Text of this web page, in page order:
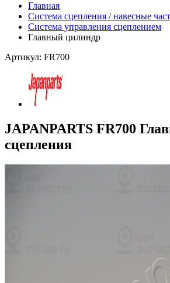
Главная
Система сцепления / навесные
Система управления сцеплением
Главный цилиндр
Артикул: FR700
JAPANPARTS FR700
сцепления